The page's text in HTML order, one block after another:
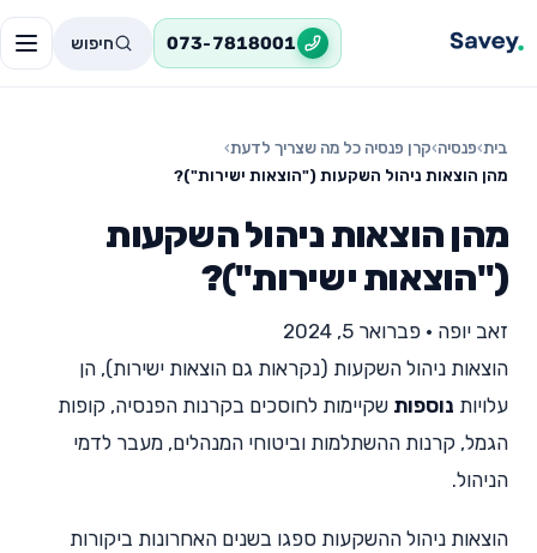
073-7818001 חיפוש
בית›פנסיה›קרן פנסיה כל מה שצריך לדעת›
מהן הוצאות ניהול השקעות ("הוצאות ישירות")?
מהן הוצאות ניהול השקעות
("הוצאות ישירות")?
זאב יופה • פברואר 5, 2024
הוצאות ניהול השקעות (נקראות גם הוצאות ישירות), הן
עלויות נוספות שקיימות לחוסכים בקרנות הפנסיה, קופות
הגמל, קרנות ההשתלמות וביטוחי המנהלים, מעבר לדמי
הניהול.
הוצאות ניהול ההשקעות ספגו בשנים האחרונות ביקורות